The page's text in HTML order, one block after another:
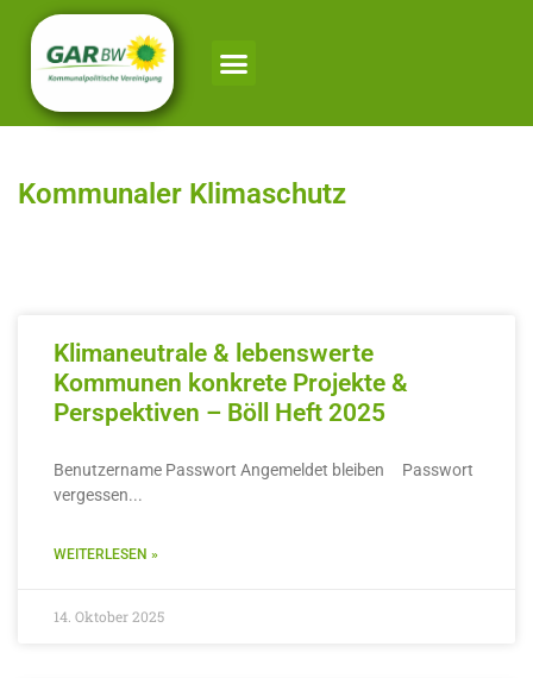
Kommunaler Klimaschutz
Klimaneutrale & lebenswerte
Kommunen konkrete Projekte &
Perspektiven – Böll Heft 2025
Benutzername Passwort Angemeldet bleiben Passwort
vergessen
WEITERLESEN »
14. Oktober 2025